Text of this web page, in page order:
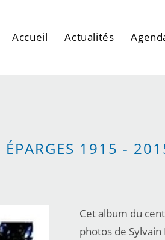
Accueil Actualités
ÉPARGES 1915 -
Cet album du
photos de